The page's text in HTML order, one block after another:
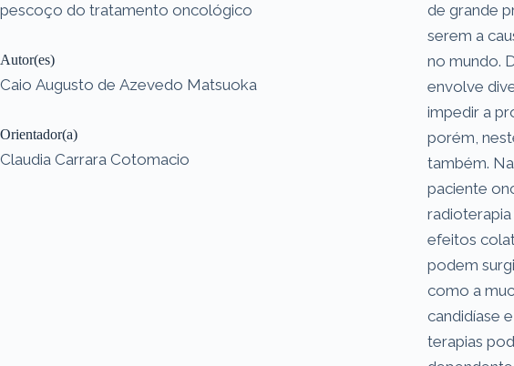
pescoço do tratamento oncológico
Autor(es)
Caio Augusto de Azevedo Matsuoka
Orientador(a)
Claudia Carrara Cotomacio
de grande
serem a
no mundo.
envolve
impedir a
porém,
também.
paciente
efeitos
podem
como a
candidíase
terapias